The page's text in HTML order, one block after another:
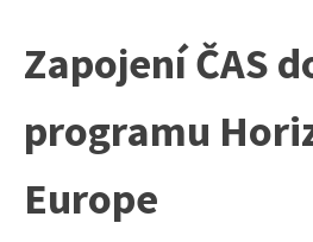
Zapojení ČAS
programu
Europe